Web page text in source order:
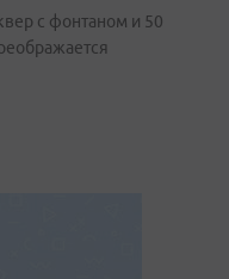
с фонтаном и 50